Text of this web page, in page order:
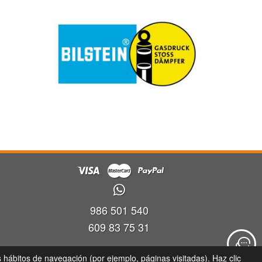
986 501 540
609 83 75 31
de navegación (por ejemplo, páginas visitadas). Haz clic